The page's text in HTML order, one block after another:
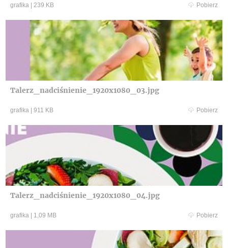
grafika 239 KB Pobierz
Talerz_nadciśnienie_1920x1080_03.jpg
grafika 911 KB Pobierz
Talerz_nadciśnienie_1920x1080_04.jpg
grafika 1,09 MB Pobierz